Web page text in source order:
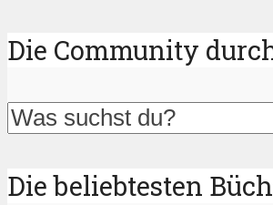
Die Community
Die beliebtesten